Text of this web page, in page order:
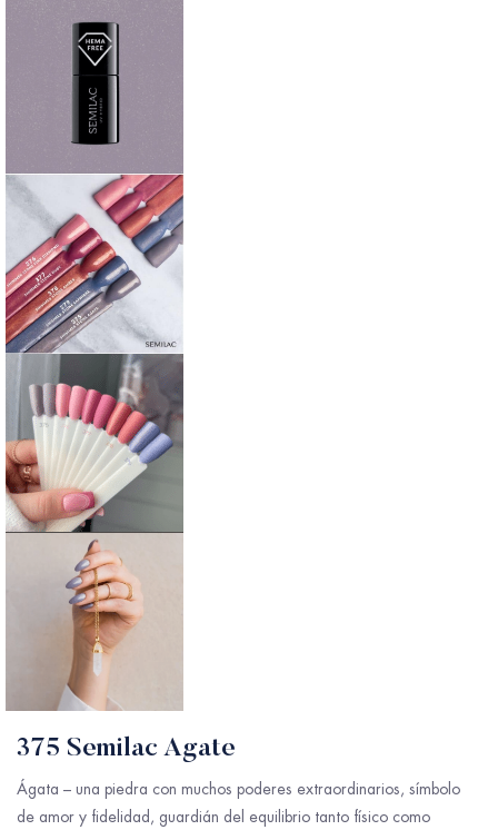
375 Semilac Agate
Ágata – una piedra con muchos poderes extraordinarios, símbolo
de amor y fidelidad, guardián del equilibrio tanto físico como